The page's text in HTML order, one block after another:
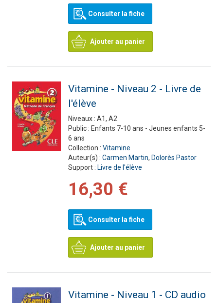
Consulter la fiche
Ajouter au panier
Vitamine - Niveau 2 - Livre de
l'élève
Niveaux : A1, A2
Public : Enfants 7-10 ans - Jeunes enfants 5-
6 ans
Collection : Vitamine
Auteur(s) : Carmen Martin, Dolorès Pastor
Support : Livre de l'élève
16,30 €
Consulter la fiche
Ajouter au panier
Vitamine - Niveau 1 - CD audio